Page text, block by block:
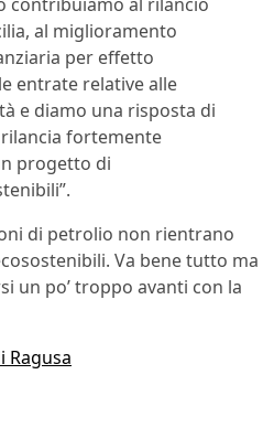
al miglioramento
per effetto
entrate relative alle
e diamo una risposta di
fortemente
progetto di
di petrolio non rientrano
Va bene tutto ma
un po’ troppo avanti con la
Ragusa